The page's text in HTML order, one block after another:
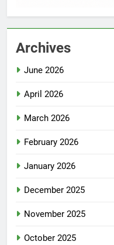
Archives
June 2026
April 2026
March 2026
February 2026
January 2026
December 2025
November 2025
October 2025